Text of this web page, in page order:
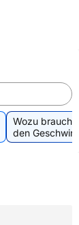
Wozu
den